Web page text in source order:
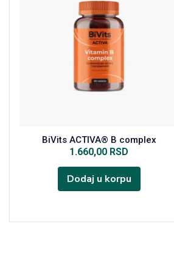
BiVits ACTIVA® B complex
1.660,00 RSD
Dodaj u korpu